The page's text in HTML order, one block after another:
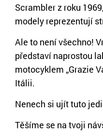
Scrambler z roku
modely reprezentují
Ale to není všechno!
představí naprostou
motocyklem „Grazie
Itálii.
Nenech si ujít tuto
Těšíme se na tvoji